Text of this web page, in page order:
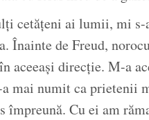
cetățeni ai lumii, mi s-
Înainte de Freud,
aceeași direcție. M-a
mai numit ca prietenii
împreună. Cu ei am